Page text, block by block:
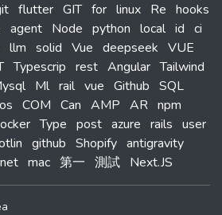
flutter GIT for linux Re hooks
agent Node python local id ci
llm solid Vue deepseek VUE
Typescrip rest Angular Tailwind
Ml rail vue Github SQL
COM Can AMP AR npm
Type post azure rails user
github Shopify antigravity
mac 第一 測試 Next.JS